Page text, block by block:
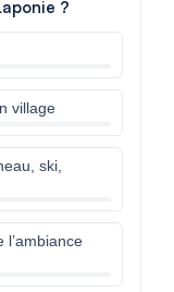
?
village
ski,